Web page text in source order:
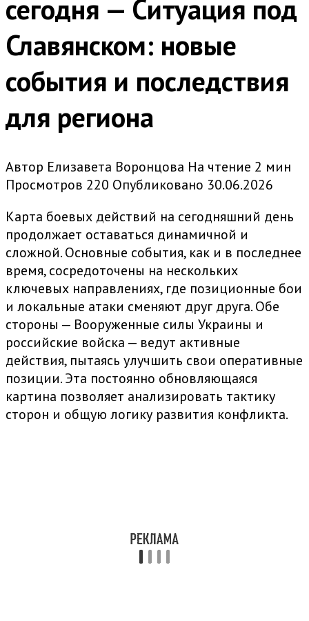
сегодня — Ситуация под
Славянском: новые
события и последствия
для региона
Автор Елизавета Воронцова На чтение 2 мин
Просмотров 220 Опубликовано 30.06.2026
Карта боевых действий на сегодняшний день
продолжает оставаться динамичной и
сложной. Основные события, как и в последнее
время, сосредоточены на нескольких
ключевых направлениях, где позиционные бои
и локальные атаки сменяют друг друга. Обе
стороны — Вооруженные силы Украины и
российские войска — ведут активные
действия, пытаясь улучшить свои оперативные
позиции. Эта постоянно обновляющаяся
картина позволяет анализировать тактику
сторон и общую логику развития конфликта.